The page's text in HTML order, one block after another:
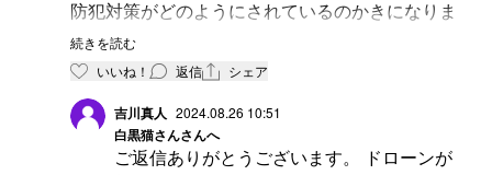
防犯対策がどのようにされているのかきになりま
す。
続きを読む
いいね！
返信 シェア
吉川真人 2024.08.26 10:51
白黒猫さんさんへ
ご返信ありがとうございます。 ドローンが